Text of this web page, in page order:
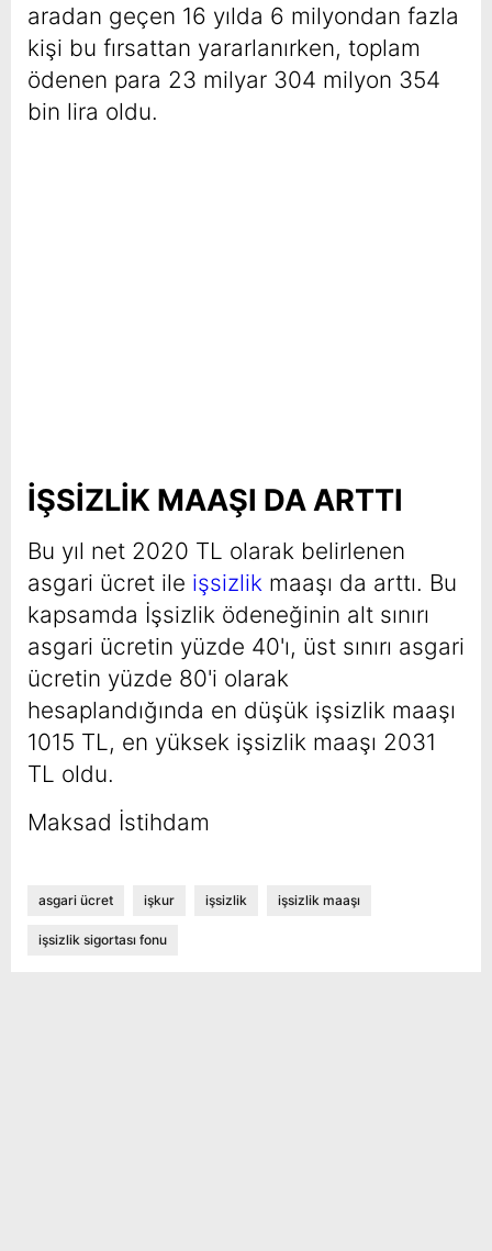
aradan geçen 16 yılda 6 milyondan fazla
kişi bu fırsattan yararlanırken, toplam
ödenen para 23 milyar 304 milyon 354
bin lira oldu.
İŞSİZLİK MAAŞI DA ARTTI
Bu yıl net 2020 TL olarak belirlenen
asgari ücret ile işsizlik maaşı da arttı. Bu
kapsamda İşsizlik ödeneğinin alt sınırı
asgari ücretin yüzde 40'ı, üst sınırı asgari
ücretin yüzde 80'i olarak
hesaplandığında en düşük işsizlik maaşı
1015 TL, en yüksek işsizlik maaşı 2031
TL oldu.
Maksad İstihdam
asgari ücret işkur işsizlik işsizlik maaşı
işsizlik sigortası fonu